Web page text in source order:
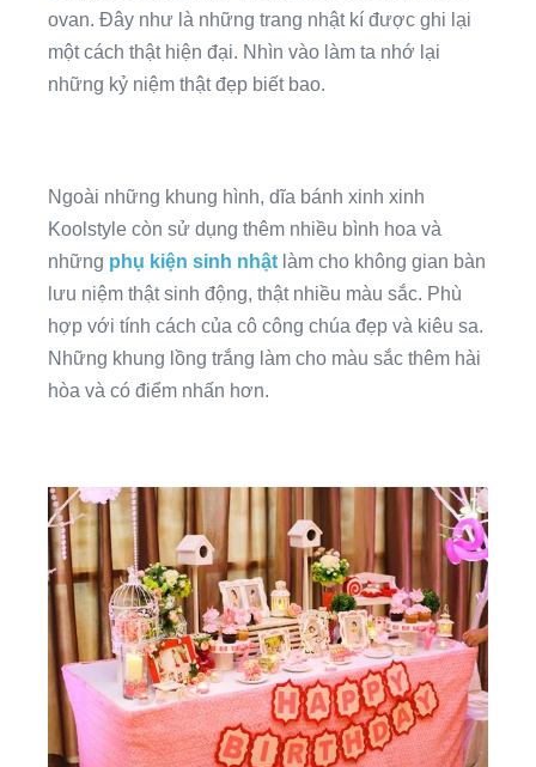
ovan. Đây như là những trang nhật kí được ghi lại
một cách thật hiện đại. Nhìn vào làm ta nhớ lại
những kỷ niệm thật đẹp biết bao.
Ngoài những khung hình, dĩa bánh xinh xinh
Koolstyle còn sử dụng thêm nhiều bình hoa và
những phụ kiện sinh nhật làm cho không gian bàn
lưu niệm thật sinh động, thật nhiều màu sắc. Phù
hợp với tính cách của cô công chúa đẹp và kiêu sa.
Những khung lồng trắng làm cho màu sắc thêm hài
hòa và có điểm nhấn hơn.